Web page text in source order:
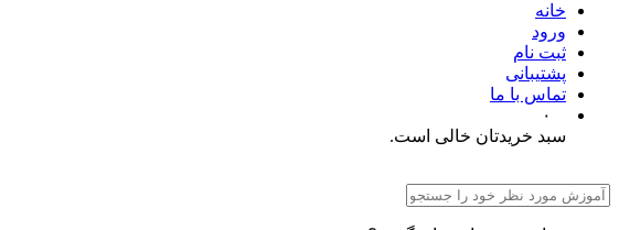
خانه
ورود
ثبت نام
پشتیبانی
تماس با ما
۰
سبد خریدتان خالی است.